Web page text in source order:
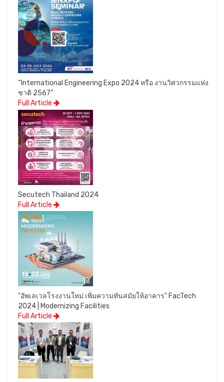
“International Engineering Expo 2024 หรือ งานวิศวกรรมแห่ง
ชาติ 2567”
Full Article
Secutech Thailand 2024
Full Article
"อัพเลเวลโรงงานใหม่ เพิ่มความทันสมัยให้อาคาร" FacTech
2024 | Modernizing Facilities
Full Article